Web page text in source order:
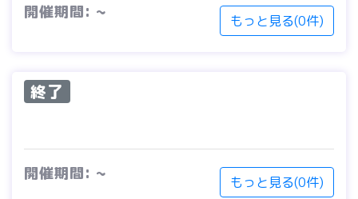
開催期間: ~ もっと見る(0件)
終了
開催期間: ~ もっと見る(0件)